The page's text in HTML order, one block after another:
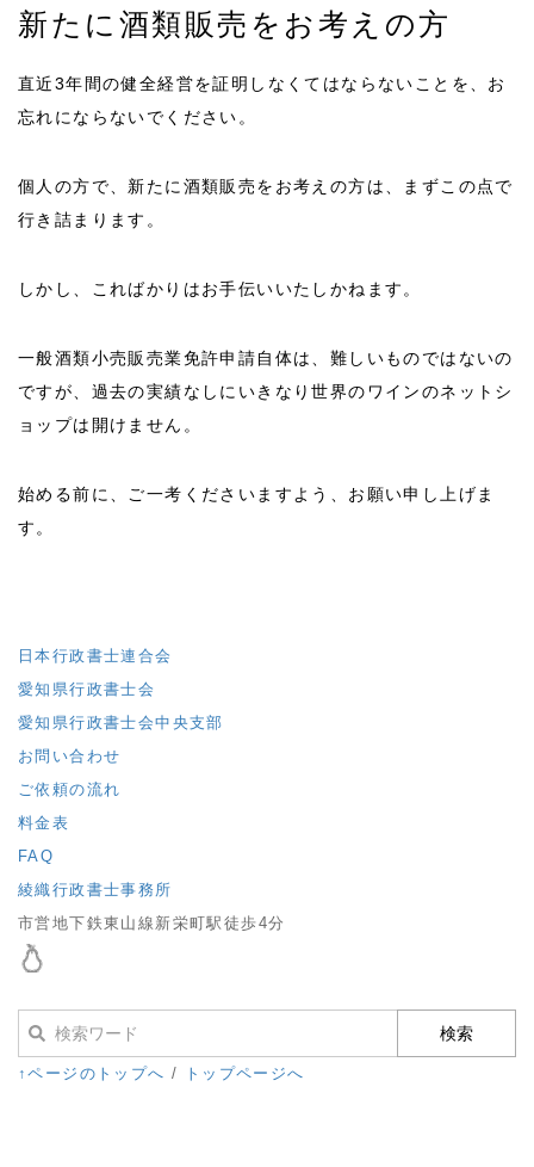
新たに酒類販売をお考えの方
直近3年間の健全経営を証明しなくてはならないことを、お
忘れにならないでください。
個人の方で、新たに酒類販売をお考えの方は、まずこの点で
行き詰まります。
しかし、こればかりはお手伝いいたしかねます。
一般酒類小売販売業免許申請自体は、難しいものではないの
ですが、過去の実績なしにいきなり世界のワインのネットシ
ョップは開けません。
始める前に、ご一考くださいますよう、お願い申し上げま
す。
日本行政書士連合会
愛知県行政書士会
愛知県行政書士会中央支部
お問い合わせ
ご依頼の流れ
料金表
FAQ
綾織行政書士事務所
市営地下鉄東山線新栄町駅徒歩4分
↑ページのトップへ / トップページへ